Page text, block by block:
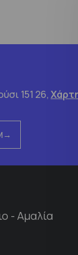
151 26,
- Αμαλία